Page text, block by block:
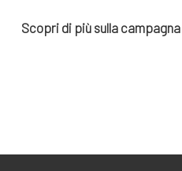
Scopri di più sulla campagna